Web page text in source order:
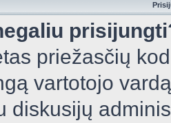
priežasčių
vartotojo
diskusijų